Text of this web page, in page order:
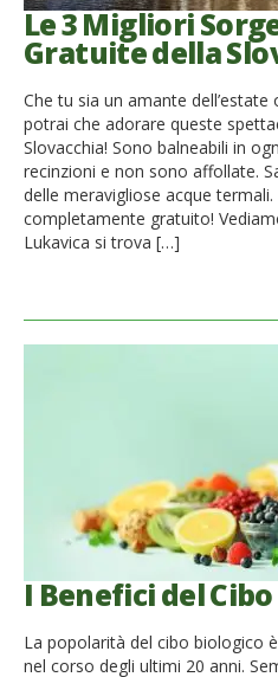
Le 3 Migliori
Gratuite della
Che tu sia un amante dell’estate
potrai che adorare queste
Slovacchia! Sono balneabili in
recinzioni e non sono affollate.
delle meravigliose acque
completamente gratuito!
Lukavica si trova […]
I Benefici del
La popolarità del cibo biologico
nel corso degli ultimi 20 anni.